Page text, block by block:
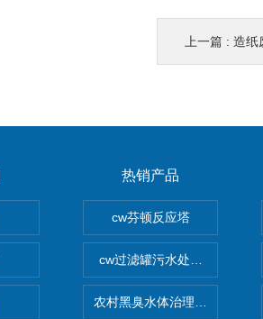
上一篇 : 造纸
热销产品
cw芬顿反应塔
cw过滤罐污水处理设备 多介
农村黑臭水体治理设备